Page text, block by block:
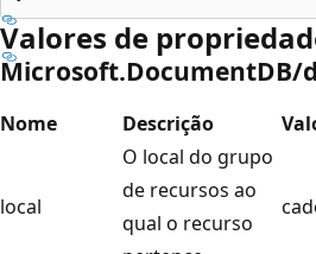
Valores de
Microsoft.DocumentDB/
Nome Descrição
local
O local do grupo
de recursos ao
qual o recurso